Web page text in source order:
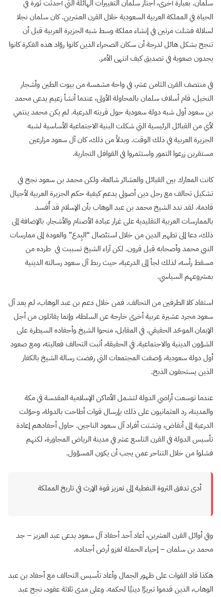
سلمان. بعبارة أخرى، اجتاز سلمان التغييرات الهائلة التي أحدثت ثورة في
الحياة في المملكة العربية السعودية خلال القرن العشرين. كان سلمان نجلا
لسلالة فشلت مرتين في إنشاء مملكة وسط شبه الجزيرة العربية قبل أن
تنجح بشكل هائل لدرجة أن سكان الصحراء الذين كانوا روّاد هذه الفكرة كانوا
يجدون صعوبة في تصديق كيف انتهى الأمر.
في منتصف القرن الثامن عشر، في واحة مشمسة من بيوت الطين وأشجار
النخيل، قام أسلاف سلمان بالمحاولة الأولى، عندما أنشأ زعيم يدعى محمد
بن سعود أول شبه دولة سعودية حول قريته الدرعية. لم يكن محمد ينتمي
لأي من القبائل الرئيسية التي شكلت البنية الاجتماعية الأساسية لشبه
الجزيرة العربية في ذلك الوقت. وبدلاً من ذلك، كان آل سعود مزارعين
مستقرين زرعوا التمور واستثمروا في القوافل التجارية.
كانت المعارك بين القبائل والعشائر شائعة، ولكن محمد بن سعود نجح في
تشكيل تحالف مع رجل دين أصولي يدعم كيفية حكم الجزيرة العربية لأجيال
قادمة. لقد ندد الشيخ محمد بن عبد الوهاب بأن الإسلام قد أُفسد
بالممارسات العربية التقليدية على غرار عبادة الأصنام والأشجار. بالإضافة إلى
ذلك، دعا إلى تطهير الدين من خلال استئصال “البِدع” والعودة إلى ممارسات
النبي محمد وأصحابه قبل قرون. لكن آراء الشيخ تسببت في طرده من
مسقط رأسه، لذلك لجأ إلى الدرعية، حيث ربط آل سعود رسالته الدينية
بمشروعهم السياسي.
استفاد كلا الطرفين من التحالف. فمن خلال دعم بن عبد الوهاب، لم يعد آل
سعود مجرد عشيرة عربية أخرى خارجة عن السلطة، وإنما يقاتلون من أجل
الإيمان الموحّد الحقيقي. في المقابل، منحوا الشيخ وأحفاده السيطرة على
الشؤون الدينية والاجتماعية. في الحقيقة، أثبت التحالف فعاليته، ومع صعود
أول دولة سعودية، وُصفت المجتمعات التي رفضت رسالة الشيخ بالكفار
الذين يستحقون الذبح.
عندما توسعت أراضي الدولة لتشمل الأماكن الإسلامية المقدسة في مكة
والمدينة، رد العثمانيون على ذلك بإرسال قوات أطاحت بالدولة، وحوّلت
الدرعية إلى أنقاض، وتشتت أفراد آل سعود الناجين. حاول أحفادهم إعادة
تأسيس الدولة في القرن التاسع عشر في مدينة الرياض المجاورة، لكنهم
فشلوا من خلال التناحر عمن يجب أن يكون المسؤول.
أدى تدفق الثروة النفطية إلى تعزيز قوة الإرث في تاريخ المملكة
وفي أوائل القرن العشرين، أعاد أحد أحفاد آل سعود يدعى عبد العزيز – جد
محمد بن سلمان – إحياء الحملة لغزو أرض أجداده.
هكذا قاد القوات على ظهور الجمال وأعاد تأسيس التحالف مع أحفاد بن عبد
الوهاب، الذين قدموا تبريرًا دينيًا لحكمه. وعلى مدى ثلاثة عقود، نجح عبد